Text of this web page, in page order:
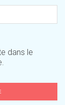
dans le